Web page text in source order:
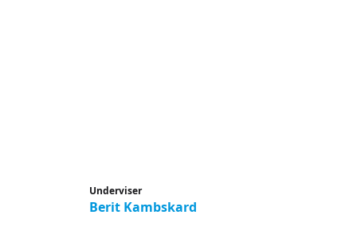
Underviser
Berit Kambskard